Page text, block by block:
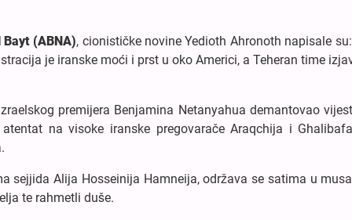
(ABNA), cionističke novine Yedioth Ahronoth napisale
je iranske moći i prst u oko Americi, a Teheran time
premijera Benjamina Netanyahua demantovao
na visoke iranske pregovarače Araqchija i
sejjida Alija Hosseinija Hamneija, održava se satima u
te rahmetli duše.